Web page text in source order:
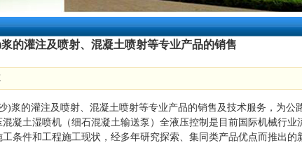
的灌注及喷射、混凝土喷射等专业产品的销售
)浆的灌注及喷射、混凝土喷射等专业产品的销售及技术服务，
凝土湿喷机（细石混凝土输送泵）全液压控制是目前国际机械行
条件和工程施工现状，经多年研究探索、集同类产品优点而推出